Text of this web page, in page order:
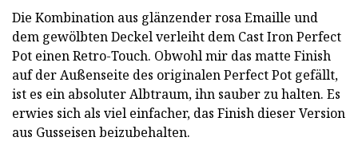
Die Kombination aus glänzender rosa Emaille und
dem gewölbten Deckel verleiht dem Cast Iron Perfect
Pot einen Retro-Touch. Obwohl mir das matte Finish
auf der Außenseite des originalen Perfect Pot gefällt,
ist es ein absoluter Albtraum, ihn sauber zu halten. Es
erwies sich als viel einfacher, das Finish dieser Version
aus Gusseisen beizubehalten.